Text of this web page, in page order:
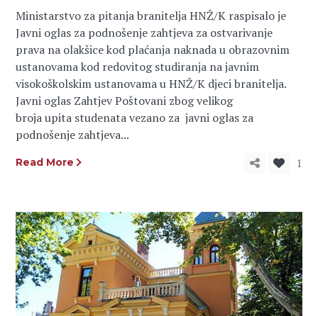
Ministarstvo za pitanja branitelja HNŽ/K raspisalo je
Javni oglas za podnošenje zahtjeva za ostvarivanje
prava na olakšice kod plaćanja naknada u obrazovnim
ustanovama kod redovitog studiranja na javnim
visokoškolskim ustanovama u HNŽ/K djeci branitelja.
Javni oglas Zahtjev Poštovani zbog velikog
broja upita studenata vezano za javni oglas za
podnošenje zahtjeva...
Read More 1